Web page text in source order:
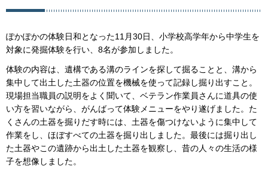
ぽかぽかの体験日和となった11月30日、小学校高学年から中学生を
対象に発掘体験を行い、8名が参加しました。
体験の内容は、遺構である溝のラインを探して掘ることと、溝から
集中して出土した土器の位置を機械を使って記録し掘り出すこと。
現場担当職員の説明をよく聞いて、ベテラン作業員さんに道具の使
い方を習いながら、がんばって体験メニューをやり遂げました。た
くさんの土器を掘りだす時には、土器を傷つけないように集中して
作業をし、ほぼすべての土器を掘り出しました。最後には掘り出し
た土器やこの遺跡から出土した土器を観察し、昔の人々の生活の様
子を想像しました。